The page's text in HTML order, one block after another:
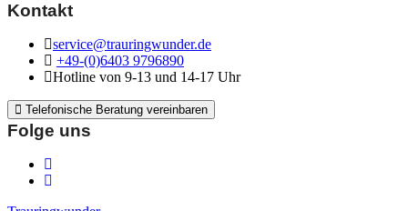
Kontakt
service@trauringwunder.de
+49-(0)6403 9796890
Hotline von 9-13 und 14-17 Uhr
Telefonische Beratung vereinbaren
Folge uns